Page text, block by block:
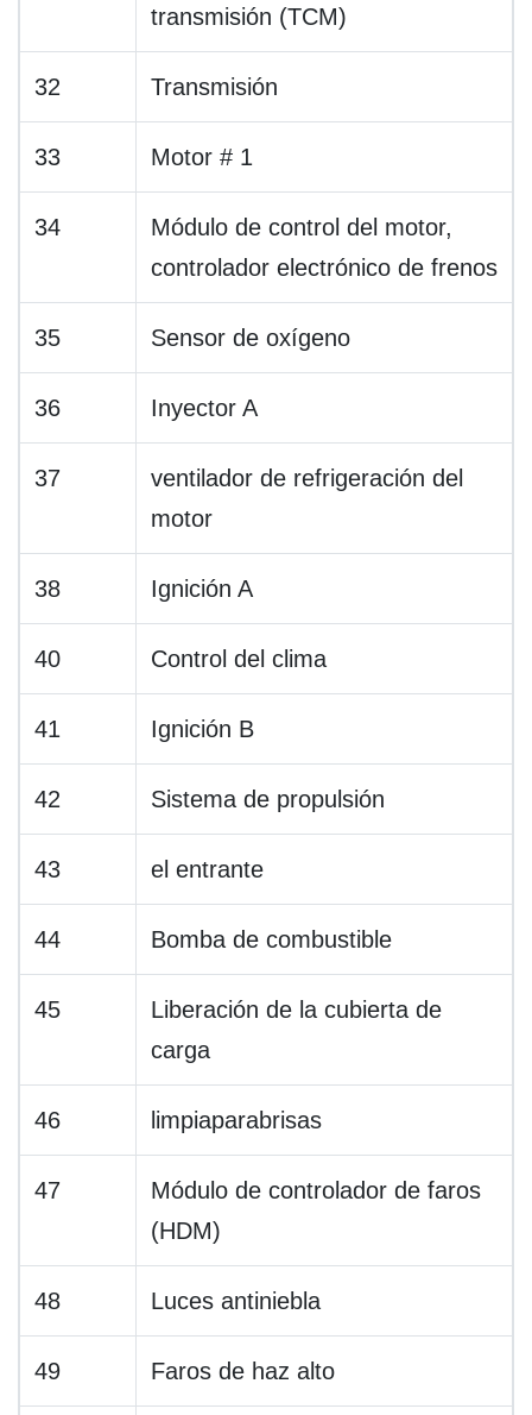
transmisión (TCM)
32 Transmisión
33 Motor # 1
34
Módulo de control del motor,
controlador electrónico de frenos
35 Sensor de oxígeno
36 Inyector A
37
ventilador de refrigeración del
motor
38 Ignición A
40 Control del clima
41 Ignición B
42 Sistema de propulsión
43 el entrante
44 Bomba de combustible
45
Liberación de la cubierta de
carga
46 limpiaparabrisas
47
Módulo de controlador de faros
(HDM)
48 Luces antiniebla
49 Faros de haz alto